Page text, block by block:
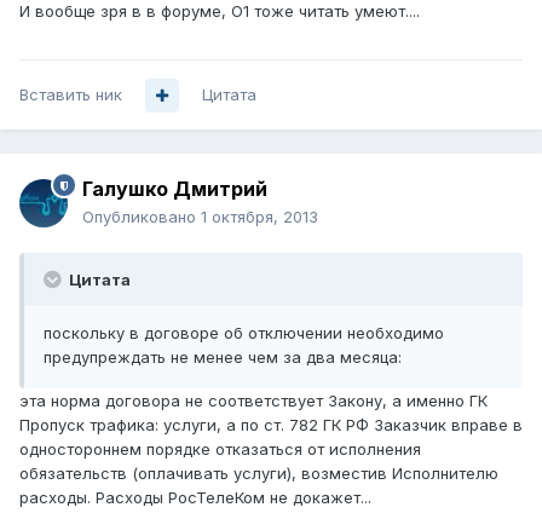
И вообще зря в в форуме, О1 тоже читать умеют....
Вставить ник Цитата
Галушко Дмитрий
Опубликовано 1 октября, 2013
Цитата
поскольку в договоре об отключении необходимо
предупреждать не менее чем за два месяца:
эта норма договора не соответствует Закону, а именно ГК
Пропуск трафика: услуги, а по ст. 782 ГК РФ Заказчик вправе в
одностороннем порядке отказаться от исполнения
обязательств (оплачивать услуги), возместив Исполнителю
расходы. Расходы РосТелеКом не докажет...